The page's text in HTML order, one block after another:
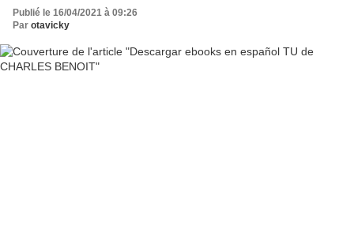
Publié le 16/04/2021 à 09:26
Par otavicky